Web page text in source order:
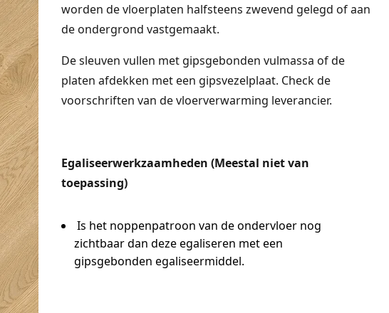
worden de vloerplaten halfsteens zwevend gelegd of aan
de ondergrond vastgemaakt.
De sleuven vullen met gipsgebonden vulmassa of de
platen afdekken met een gipsvezelplaat. Check de
voorschriften van de vloerverwarming leverancier.
Egaliseerwerkzaamheden (Meestal niet van
toepassing)
Is het noppenpatroon van de ondervloer nog
zichtbaar dan deze egaliseren met een
gipsgebonden egaliseermiddel.